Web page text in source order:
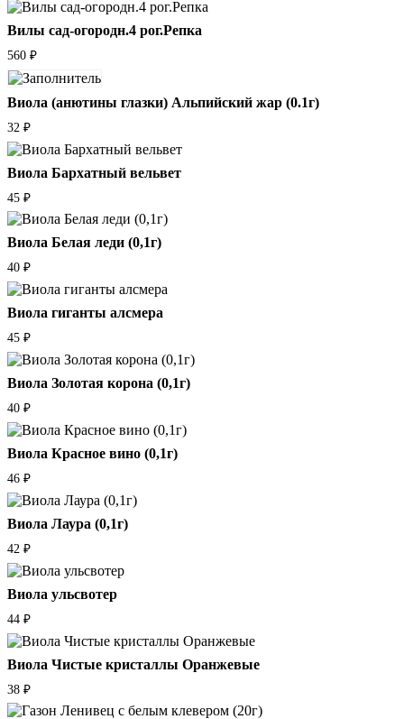
Вилы сад-огородн.4 рог.Репка
560 ₽
Виола (анютины глазки) Альпийский жар (0.1г)
32 ₽
Виола Бархатный вельвет
45 ₽
Виола Белая леди (0,1г)
40 ₽
Виола гиганты алсмера
45 ₽
Виола Золотая корона (0,1г)
40 ₽
Виола Красное вино (0,1г)
46 ₽
Виола Лаура (0,1г)
42 ₽
Виола ульсвотер
44 ₽
Виола Чистые кристаллы Оранжевые
38 ₽